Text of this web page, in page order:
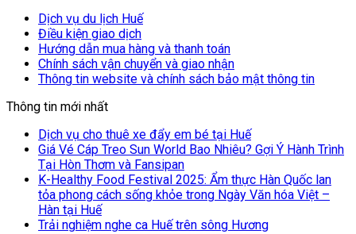
Dịch vụ du lịch Huế
Điều kiện giao dịch
Hướng dẫn mua hàng và thanh toán
Chính sách vận chuyển và giao nhận
Thông tin website và chính sách bảo mật thông tin
Thông tin mới nhất
Dịch vụ cho thuê xe đẩy em bé tại Huế
Giá Vé Cáp Treo Sun World Bao Nhiêu? Gợi Ý Hành Trình
Tại Hòn Thơm và Fansipan
K-Healthy Food Festival 2025: Ẩm thực Hàn Quốc lan
tỏa phong cách sống khỏe trong Ngày Văn hóa Việt –
Hàn tại Huế
Trải nghiệm nghe ca Huế trên sông Hương